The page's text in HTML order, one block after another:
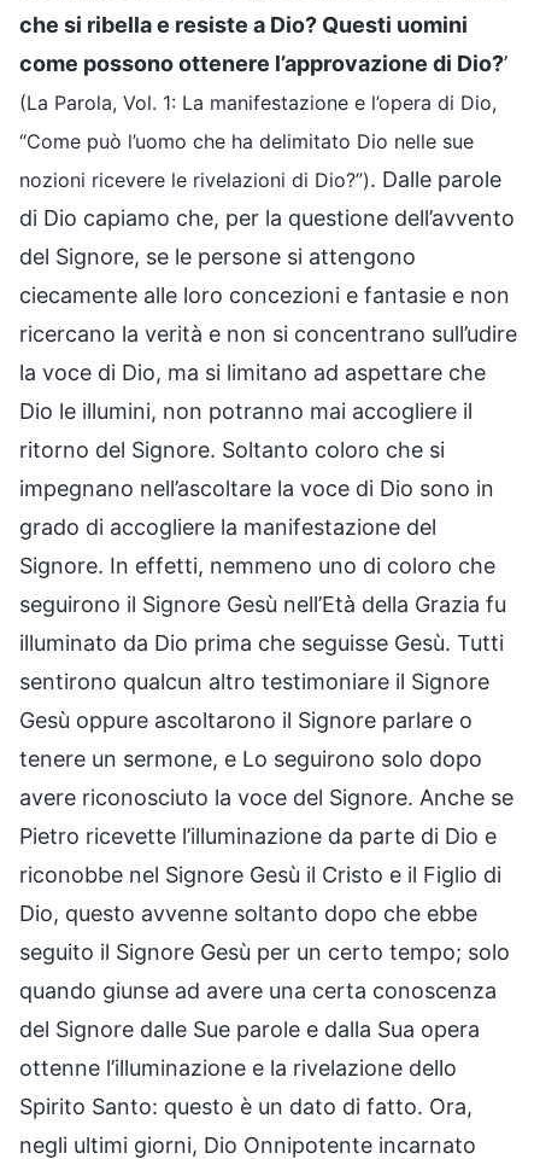
che si ribella e resiste a Dio? Questi uomini
come possono ottenere l’approvazione di Dio?’
(La Parola, Vol. 1: La manifestazione e l’opera di Dio,
“Come può l’uomo che ha delimitato Dio nelle sue
nozioni ricevere le rivelazioni di Dio?”). Dalle parole
di Dio capiamo che, per la questione dell’avvento
del Signore, se le persone si attengono
ciecamente alle loro concezioni e fantasie e non
ricercano la verità e non si concentrano sull’udire
la voce di Dio, ma si limitano ad aspettare che
Dio le illumini, non potranno mai accogliere il
ritorno del Signore. Soltanto coloro che si
impegnano nell’ascoltare la voce di Dio sono in
grado di accogliere la manifestazione del
Signore. In effetti, nemmeno uno di coloro che
seguirono il Signore Gesù nell’Età della Grazia fu
illuminato da Dio prima che seguisse Gesù. Tutti
sentirono qualcun altro testimoniare il Signore
Gesù oppure ascoltarono il Signore parlare o
tenere un sermone, e Lo seguirono solo dopo
avere riconosciuto la voce del Signore. Anche se
Pietro ricevette l’illuminazione da parte di Dio e
riconobbe nel Signore Gesù il Cristo e il Figlio di
Dio, questo avvenne soltanto dopo che ebbe
seguito il Signore Gesù per un certo tempo; solo
quando giunse ad avere una certa conoscenza
del Signore dalle Sue parole e dalla Sua opera
ottenne l’illuminazione e la rivelazione dello
Spirito Santo: questo è un dato di fatto. Ora,
negli ultimi giorni, Dio Onnipotente incarnato